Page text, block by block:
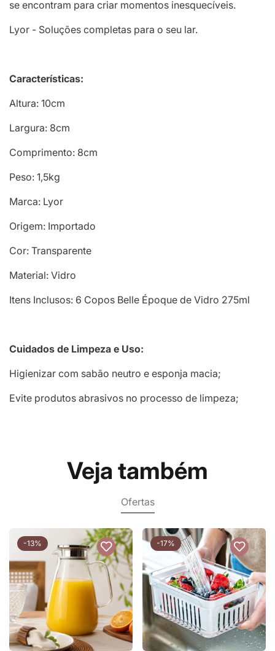
se encontram para criar momentos inesquecíveis.
Lyor - Soluções completas para o seu lar.
Características:
Altura: 10cm
Largura: 8cm
Comprimento: 8cm
Peso: 1,5kg
Marca: Lyor
Origem: Importado
Cor: Transparente
Material: Vidro
Itens Inclusos: 6 Copos Belle Époque de Vidro 275ml
Cuidados de Limpeza e Uso:
Higienizar com sabão neutro e esponja macia;
Evite produtos abrasivos no processo de limpeza;
Veja também
Ofertas
-13% -17%